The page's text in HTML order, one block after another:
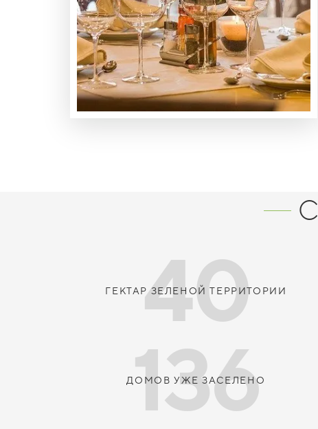
40
ГЕКТАР ЗЕЛЕНОЙ ТЕРРИТОРИИ
136
ДОМОВ УЖЕ ЗАСЕЛЕНО